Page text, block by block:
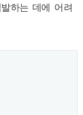
하는 데에 어려